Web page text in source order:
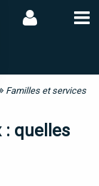
Familles et services
: quelles